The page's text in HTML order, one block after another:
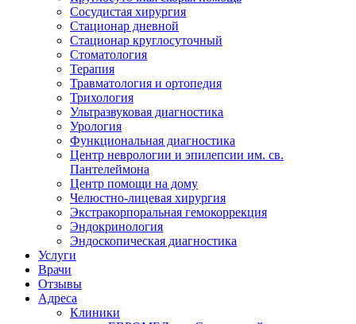
Сосудистая хирургия
Стационар дневной
Стационар круглосуточный
Стоматология
Терапия
Травматология и ортопедия
Трихология
Ультразвуковая диагностика
Урология
Функциональная диагностика
Центр неврологии и эпилепсии им. св.
Пантелеймона
Центр помощи на дому
Челюстно-лицевая хирургия
Экстракорпоральная гемокоррекция
Эндокринология
Эндоскопическая диагностика
Услуги
Врачи
Отзывы
Адреса
Клиники